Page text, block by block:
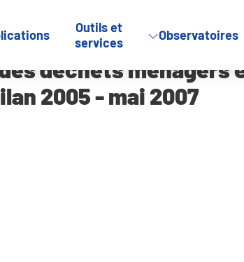
Outils et
services
Observatoires
en Loir-et-Cher – Bilan 2005 – mai 2007
déchets
2005 - mai 2007